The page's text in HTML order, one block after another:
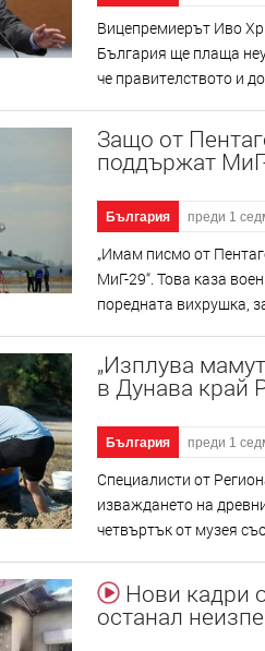
Вицепремиерът Иво
България ще плаща
че правителството и
Защо от
поддържат
България преди 1
„Имам писмо от
МиГ-29“. Това каза
поредната вихрушка,
„Изплува
в Дунава край
България преди 1
Специалисти от
изваждането на
четвъртък от музея
Нови кадри
останал